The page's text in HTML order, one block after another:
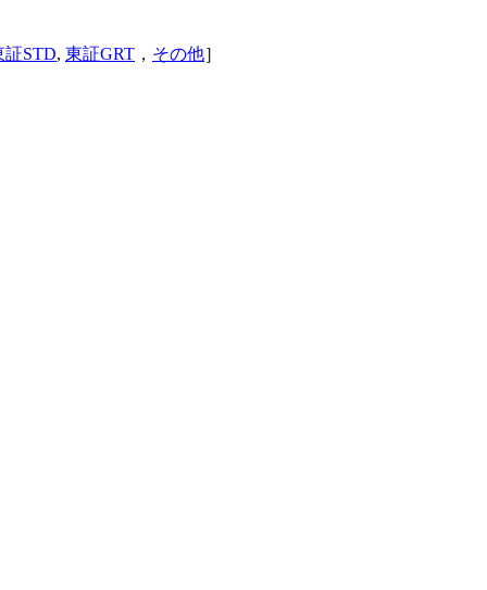
証STD, 東証GRT ， その他］